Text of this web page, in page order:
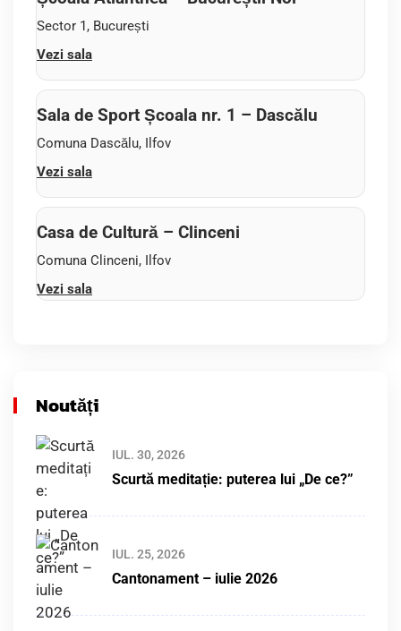
Sector 1, București
Vezi sala
Sala de Sport Școala nr. 1 – Dascălu
Comuna Dascălu, Ilfov
Vezi sala
Casa de Cultură – Clinceni
Comuna Clinceni, Ilfov
Vezi sala
Noutăți
IUL. 30, 2026
Scurtă meditație: puterea lui „De ce?”
IUL. 25, 2026
Cantonament – iulie 2026